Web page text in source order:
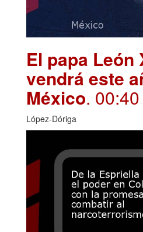
El papa León
vendrá este
México. 00:40
López-Dóriga